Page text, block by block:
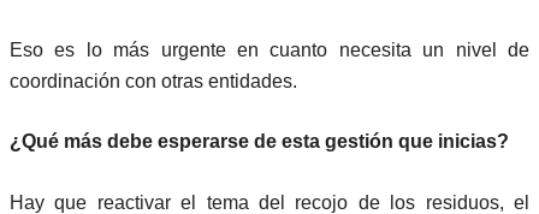
Eso es lo más urgente en cuanto necesita un nivel de
coordinación con otras entidades.
¿Qué más debe esperarse de esta gestión que inicias?
Hay que reactivar el tema del recojo de los residuos, el